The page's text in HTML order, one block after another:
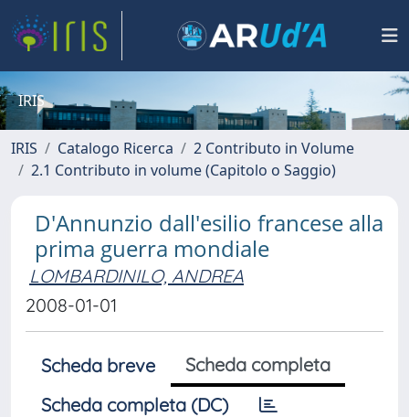
IRIS
IRIS Catalogo Ricerca
2 Contributo in Volume
2.1 Contributo in volume (Capitolo o Saggio)
D'Annunzio dall'esilio francese alla
prima guerra mondiale
LOMBARDINILO, ANDREA
2008-01-01
Scheda breve
Scheda completa
Scheda completa (DC)